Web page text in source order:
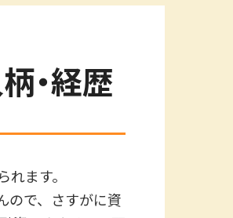
・経歴
ます。
ので、さすがに資